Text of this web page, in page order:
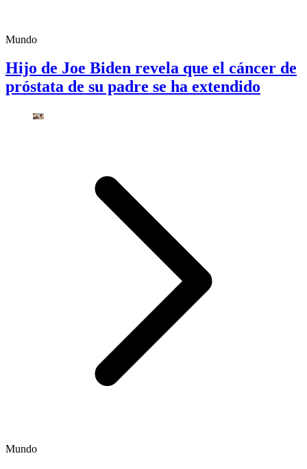
Mundo
Hijo de Joe Biden revela que el cáncer de
próstata de su padre se ha extendido
Mundo